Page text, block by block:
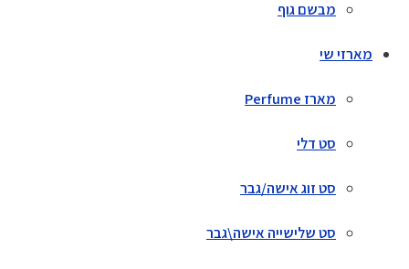
מבשם גוף
מארזי שי
מארז Perfume
סט דלי
סט זוג אישה/גבר
סט שלישייה אישה\גבר